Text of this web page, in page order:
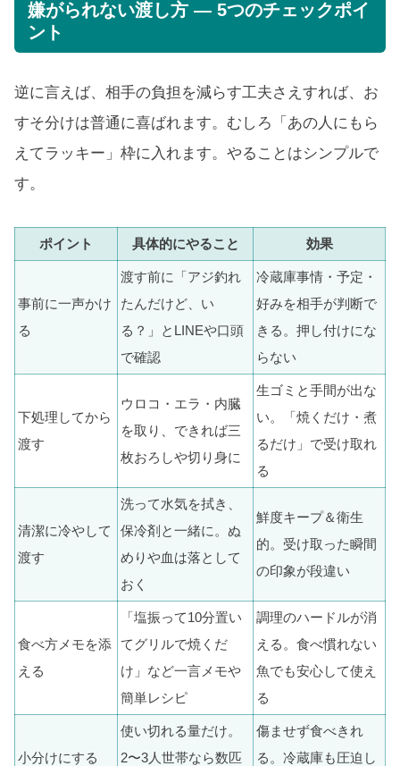
嫌がられない渡し方 — 5つのチェックポイ
ント
逆に言えば、相手の負担を減らす工夫さえすれば、お
すそ分けは普通に喜ばれます。むしろ「あの人にもら
えてラッキー」枠に入れます。やることはシンプルで
す。
ポイント 具体的にやること 効果
事前に一声かけ
る
渡す前に「アジ釣れ
たんだけど、い
る？」とLINEや口頭
で確認
冷蔵庫事情・予定・
好みを相手が判断で
きる。押し付けにな
らない
下処理してから
渡す
ウロコ・エラ・内臓
を取り、できれば三
枚おろしや切り身に
生ゴミと手間が出な
い。「焼くだけ・煮
るだけ」で受け取れ
る
清潔に冷やして
渡す
洗って水気を拭き、
保冷剤と一緒に。ぬ
めりや血は落として
おく
鮮度キープ＆衛生
的。受け取った瞬間
の印象が段違い
食べ方メモを添
える
「塩振って10分置い
てグリルで焼くだ
け」など一言メモや
簡単レシピ
調理のハードルが消
える。食べ慣れない
魚でも安心して使え
る
小分けにする
使い切れる量だけ。
2〜3人世帯なら数匹
傷ませず食べきれ
る。冷蔵庫も圧迫し